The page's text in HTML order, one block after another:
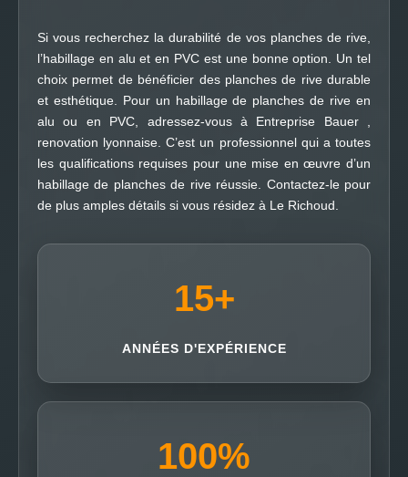
Si vous recherchez la durabilité de vos planches de rive,
l’habillage en alu et en PVC est une bonne option. Un tel
choix permet de bénéficier des planches de rive durable
et esthétique. Pour un habillage de planches de rive en
alu ou en PVC, adressez-vous à Entreprise Bauer ,
renovation lyonnaise. C’est un professionnel qui a toutes
les qualifications requises pour une mise en œuvre d’un
habillage de planches de rive réussie. Contactez-le pour
de plus amples détails si vous résidez à Le Richoud.
15+
ANNÉES D'EXPÉRIENCE
100%